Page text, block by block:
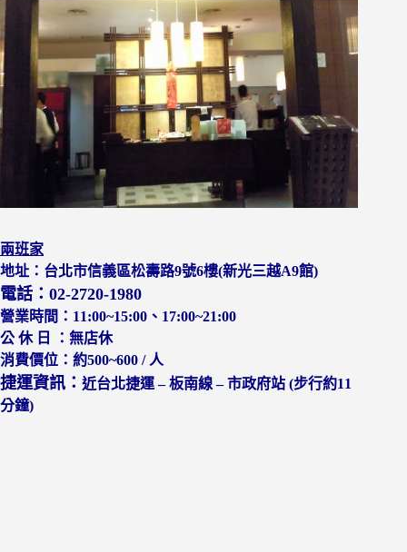
兩班家
地址： 台北市信義區松壽路9號6樓(新光三越A9館)
電話：02-2720-1980
營業時間： 11:00~15:00、17:00~21:00
公 休 日 ： 無店休
消費價位： 約500~600 / 人
捷運資訊： 近台北捷運 – 板南線 – 市政府站 (步行約11
分鐘)